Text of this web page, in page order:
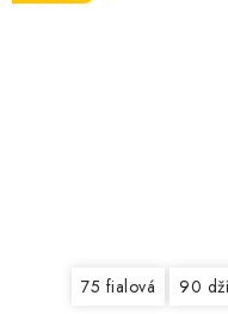
75 fialová 90